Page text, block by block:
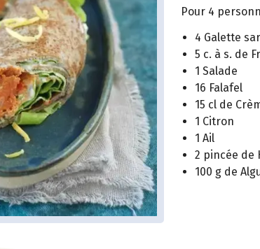
Pour 4
4 Galette
5 c. à s. de
1 Salade
16 Falafel
15 cl de
1 Citron
1 Ail
2 pincée de
100 g de